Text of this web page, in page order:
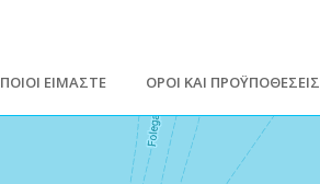
ΠΟΙΟΙ ΕΙΜΑΣΤΕ ΟΡΟΙ ΚΑΙ ΠΡΟΫΠΟΘΕΣΕΙΣ